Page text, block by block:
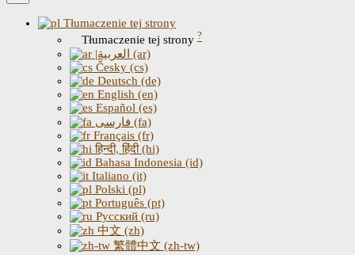
Tłumaczenie tej strony
Tłumaczenie tej strony ?
|العربية (ar)
Česky (cs)
Deutsch (de)
English (en)
Español (es)
فارسی (fa)
Français (fr)
हिन्दी, हिंदी (hi)
Bahasa Indonesia (id)
Italiano (it)
Polski (pl)
Português (pt)
Русский (ru)
中文 (zh)
繁體中文 (zh-tw)